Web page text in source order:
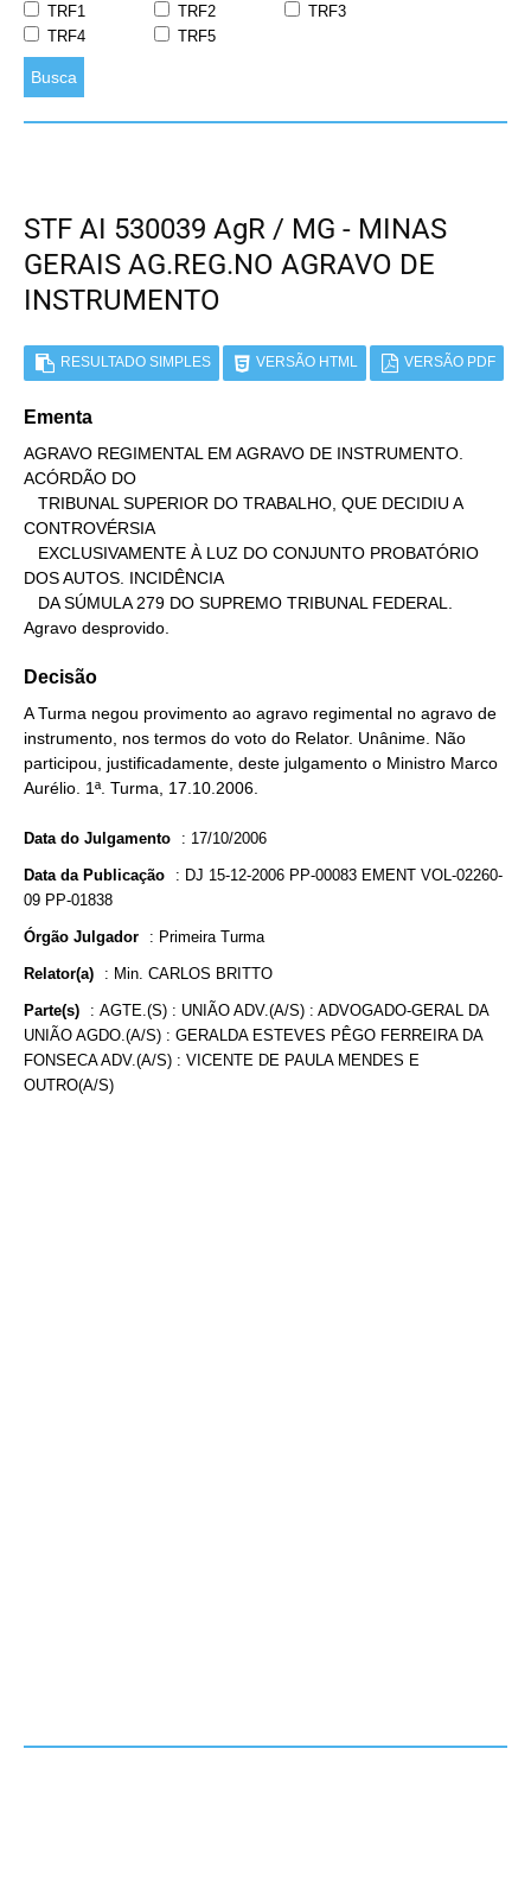
TRF1
TRF2
TRF3
TRF4
TRF5
Busca
STF AI 530039 AgR / MG - MINAS
GERAIS AG.REG.NO AGRAVO DE
INSTRUMENTO
RESULTADO SIMPLES VERSÃO HTML VERSÃO PDF
Ementa
AGRAVO REGIMENTAL EM AGRAVO DE INSTRUMENTO.
ACÓRDÃO DO
CONTROVÉRSIA
DOS AUTOS. INCIDÊNCIA
Agravo desprovido.
Decisão
A Turma negou provimento ao agravo regimental no agravo de
instrumento, nos termos do voto do Relator. Unânime. Não
participou, justificadamente, deste julgamento o Ministro Marco
Aurélio. 1ª. Turma, 17.10.2006.
Data do Julgamento : 17/10/2006
Data da Publicação : DJ 15-12-2006 PP-00083 EMENT VOL-02260-
09 PP-01838
Órgão Julgador : Primeira Turma
Relator(a) : Min. CARLOS BRITTO
Parte(s) : AGTE.(S) : UNIÃO ADV.(A/S) : ADVOGADO-GERAL DA
UNIÃO AGDO.(A/S) : GERALDA ESTEVES PÊGO FERREIRA DA
FONSECA ADV.(A/S) : VICENTE DE PAULA MENDES E
OUTRO(A/S)